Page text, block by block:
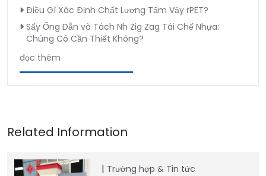
Điều Gì Xác Định Chất Lượng Tấm Vảy rPET?
Sấy Ống Dẫn và Tách Nh Zig Zag Tái Chế Nhựa:
Chúng Có Cần Thiết Không?
đọc thêm
Trường hợp & Tin tức